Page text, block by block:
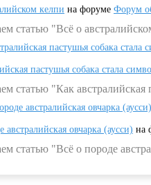
келпи на форуме Форум
статью "Всё о
пастушья собака
пастушья собака стала
статью "Как
австралийская овчарка (аусси)
австралийская овчарка (аусси) на
статью "Всё о породе